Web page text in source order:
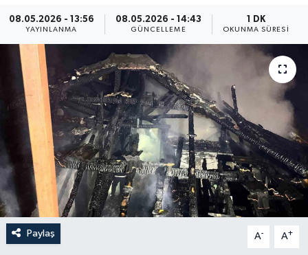
08.05.2026 - 13:56
YAYINLANMA
08.05.2026 - 14:43
GÜNCELLEME
1 DK
OKUNMA SÜRESI
Paylaş A- A+
RÖPORTAJLAR
SAĞLIK
SİYASET
GÜNCEL
SPOR
YAŞAM
Yerel